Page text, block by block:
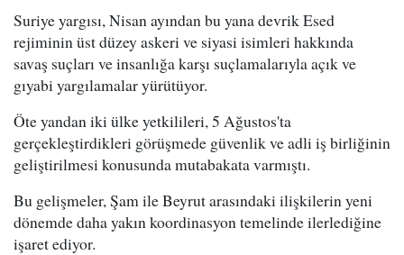
Suriye yargısı, Nisan ayından bu yana devrik Esed
rejiminin üst düzey askeri ve siyasi isimleri hakkında
savaş suçları ve insanlığa karşı suçlamalarıyla açık ve
gıyabi yargılamalar yürütüyor.
Öte yandan iki ülke yetkilileri, 5 Ağustos'ta
gerçekleştirdikleri görüşmede güvenlik ve adli iş birliğinin
geliştirilmesi konusunda mutabakata varmıştı.
Bu gelişmeler, Şam ile Beyrut arasındaki ilişkilerin yeni
dönemde daha yakın koordinasyon temelinde ilerlediğine
işaret ediyor.